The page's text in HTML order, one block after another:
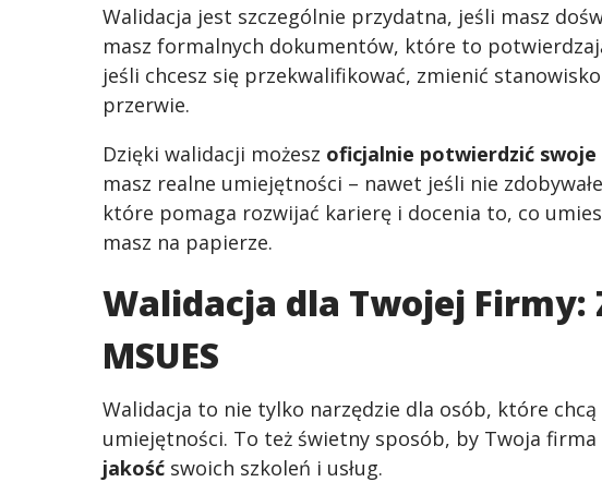
Walidacja jest szczególnie przydatna, jeśli masz
masz formalnych dokumentów, które to
jeśli chcesz się przekwalifikować, zmienić
przerwie.
Dzięki walidacji możesz oficjalnie potwierdzić
masz realne umiejętności – nawet jeśli nie
które pomaga rozwijać karierę i docenia to, co
masz na papierze.
Walidacja dla Twojej Firmy:
MSUES
Walidacja to nie tylko narzędzie dla osób, które
umiejętności. To też świetny sposób, by Twoja firma
jakość swoich szkoleń i usług.